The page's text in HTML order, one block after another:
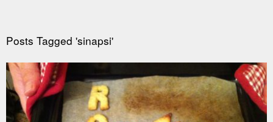
Posts Tagged 'sinapsi'